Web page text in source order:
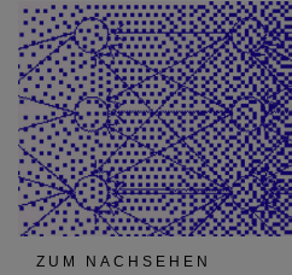
ZUM NACHSEHEN